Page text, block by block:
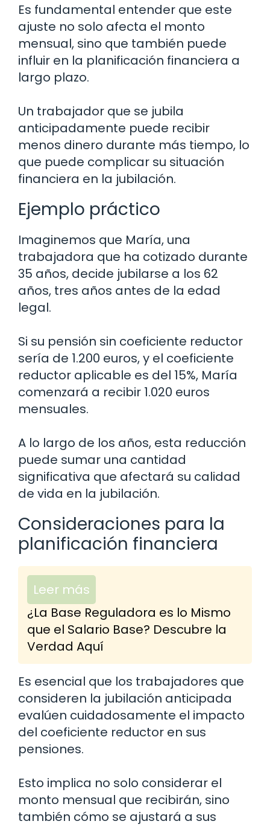
Es fundamental entender que este
ajuste no solo afecta el monto
mensual, sino que también puede
influir en la planificación financiera a
largo plazo.
Un trabajador que se jubila
anticipadamente puede recibir
menos dinero durante más tiempo, lo
que puede complicar su situación
financiera en la jubilación.
Ejemplo práctico
Imaginemos que María, una
trabajadora que ha cotizado durante
35 años, decide jubilarse a los 62
años, tres años antes de la edad
legal.
Si su pensión sin coeficiente reductor
sería de 1.200 euros, y el coeficiente
reductor aplicable es del 15%, María
comenzará a recibir 1.020 euros
mensuales.
A lo largo de los años, esta reducción
puede sumar una cantidad
significativa que afectará su calidad
de vida en la jubilación.
Consideraciones para la
planificación financiera
Leer más
¿La Base Reguladora es lo Mismo
que el Salario Base? Descubre la
Verdad Aquí
Es esencial que los trabajadores que
consideren la jubilación anticipada
evalúen cuidadosamente el impacto
del coeficiente reductor en sus
pensiones.
Esto implica no solo considerar el
monto mensual que recibirán, sino
también cómo se ajustará a sus